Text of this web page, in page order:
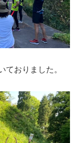
ておりました。